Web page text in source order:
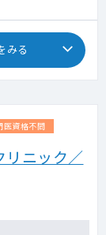
みる
医資格不問
リニック／